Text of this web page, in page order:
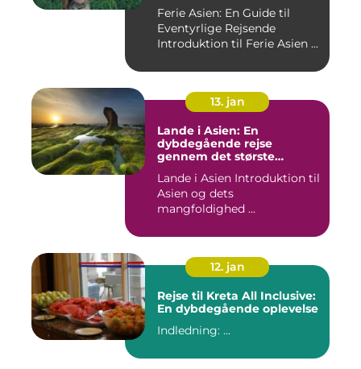
Ferie Asien: En Guide til
Eventyrlige Rejsende
Introduktion til Ferie Asien ...
13. jan
Lande i Asien: En
dybdegående rejse
gennem det største
Lande i Asien Introduktion til
Asien og dets
mangfoldighed ...
12. jan
Rejse til Kreta All Inclusive:
En dybdegående oplevelse
Indledning: ...